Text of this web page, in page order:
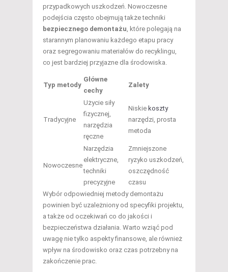
przypadkowych uszkodzeń. Nowoczesne
podejścia często obejmują także techniki
bezpiecznego demontażu, które polegają na
starannym planowaniu każdego etapu pracy
oraz segregowaniu materiałów do recyklingu,
co jest bardziej przyjazne dla środowiska.
Typ metody
Główne
cechy
Zalety
Tradycyjne
Użycie siły
fizycznej,
narzędzia
ręczne
Niskie koszty
narzędzi, prosta
metoda
Nowoczesne
Narzędzia
elektryczne,
techniki
precyzyjne
Zmniejszone
ryzyko uszkodzeń,
oszczędność
czasu
Wybór odpowiedniej metody demontażu
powinien być uzależniony od specyfiki projektu,
a także od oczekiwań co do jakości i
bezpieczeństwa działania. Warto wziąć pod
uwagę nie tylko aspekty finansowe, ale również
wpływ na środowisko oraz czas potrzebny na
zakończenie prac.